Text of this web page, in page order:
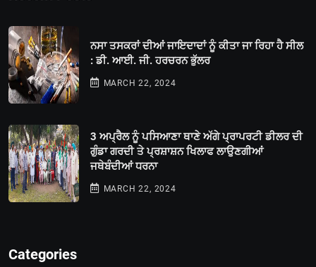
ਨਸਾ ਤਸਕਰਾਂ ਦੀਆਂ ਜਾਇਦਾਦਾਂ ਨੂੰ ਕੀਤਾ ਜਾ ਰਿਹਾ ਹੈ ਸੀਲ
: ਡੀ. ਆਈ. ਜੀ. ਹਰਚਰਨ ਭੁੱਲਰ
MARCH 22, 2024
3 ਅਪ੍ਰੈਲ ਨੂੰ ਪਸਿਆਣਾ ਥਾਣੇ ਅੱਗੇ ਪ੍ਰਾਪਰਟੀ ਡੀਲਰ ਦੀ
ਗੁੰਡਾ ਗਰਦੀ ਤੇ ਪ੍ਰਸ਼ਾਸ਼ਨ ਖਿਲਾਫ ਲਾਉਣਗੀਆਂ
ਜਥੇਬੰਦੀਆਂ ਧਰਨਾ
MARCH 22, 2024
Categories